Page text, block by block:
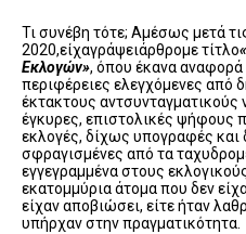
Τι συνέβη τότε; Αμέσως μετά
2020,είχαγράψειάρθρομε τίτλο
Εκλογών», όπου έκανα αναφορά
περιφέρειες ελεγχόμενες από
έκτακτους
έγκυρες, επιστολικές ψήφους
εκλογές, δίχως υπογραφές και
σφραγισμένες από τα
εγγεγραμμένα στους
εκατομμύρια άτομα που δεν
είχαν αποβιώσει, είτε ήταν
υπήρχαν στην πραγματικότητα.